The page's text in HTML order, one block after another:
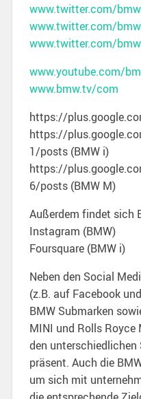
www.twitter.com/
www.twitter.com/
www.twitter.com/
www.youtube.com/
www.bmw.tv/com
https://
https://
1/posts (BMW i)
https://
6/posts (BMW M)
Außerdem findet sich
Instagram (BMW)
Foursquare (BMW i)
Neben den Social
(z.B. auf Facebook
BMW Submarken
MINI und Rolls
den
präsent. Auch die
um sich mit